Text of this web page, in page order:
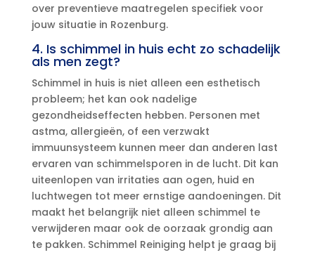
over preventieve maatregelen specifiek voor
jouw situatie in Rozenburg.​
4.​ Is schimmel in huis echt zo schadelijk
als men zegt?
Schimmel in huis is niet alleen een esthetisch
probleem; het kan ook nadelige
gezondheidseffecten hebben.​ Personen met
astma, allergieën, of een verzwakt
immuunsysteem kunnen meer dan anderen last
ervaren van schimmelsporen in de lucht.​ Dit kan
uiteenlopen van irritaties aan ogen, huid en
luchtwegen tot meer ernstige aandoeningen.​ Dit
maakt het belangrijk niet alleen schimmel te
verwijderen maar ook de oorzaak grondig aan
te pakken.​ Schimmel Reiniging helpt je graag bij